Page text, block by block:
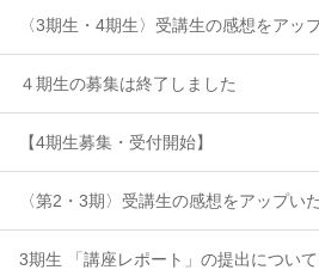
〈3期生・4期生〉受講生の感想をアッ
４期生の募集は終了しました
【4期生募集・受付開始】
〈第2・3期〉受講生の感想をアップい
3期生 「講座レポート」の提出について